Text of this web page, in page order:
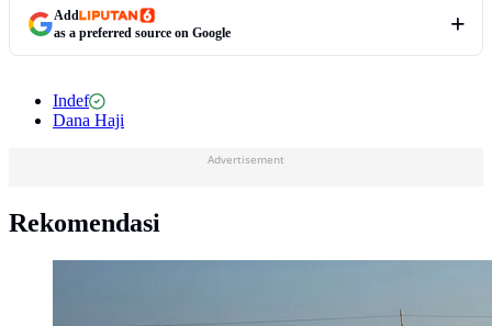
Add
as a preferred source on Google
Indef
Dana Haji
Advertisement
Rekomendasi